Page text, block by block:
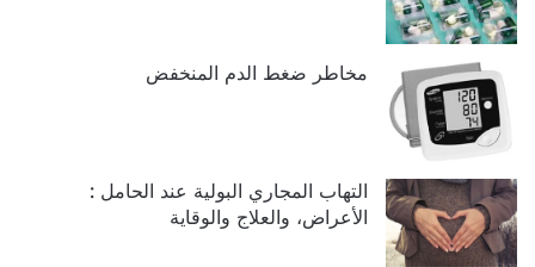
مخاطر ضغط الدم المنخفض
التهاب المجاري البولية عند الحامل :
الأعراض، والعلاج والوقاية